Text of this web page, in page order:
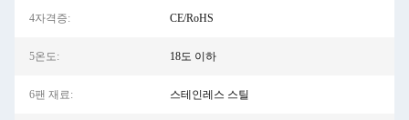
4자격증: CE/RoHS
5온도: 18도 이하
6팬 재료: 스테인레스 스틸